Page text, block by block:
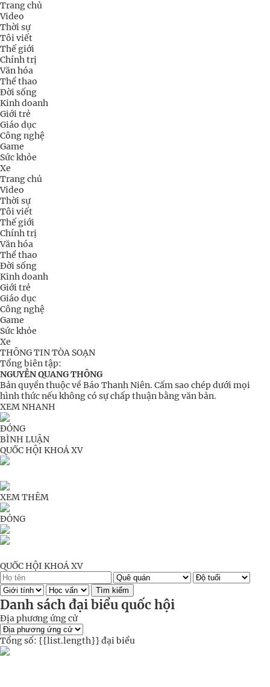
Trang chủ
Video
Thời sự
Tôi viết
Thế giới
Chính trị
Văn hóa
Thể thao
Đời sống
Kinh doanh
Giới trẻ
Giáo dục
Công nghệ
Game
Sức khỏe
Xe
Trang chủ
Video
Thời sự
Tôi viết
Thế giới
Chính trị
Văn hóa
Thể thao
Đời sống
Kinh doanh
Giới trẻ
Giáo dục
Công nghệ
Game
Sức khỏe
Xe
THÔNG TIN TÒA SOẠN
Tổng biên tập:
NGUYỄN QUANG THÔNG
Bản quyền thuộc về Báo Thanh Niên. Cấm sao chép dưới mọi
hình thức nếu không có sự chấp thuận bằng văn bản.
XEM NHANH
ĐÓNG
BÌNH LUẬN
QUỐC HỘI KHOÁ XV
XEM THÊM
ĐÓNG
QUỐC HỘI KHOÁ XV
Tìm kiếm
Danh sách đại biểu quốc hội
Địa phương ứng cử
Tổng số: {{list.length}}đại biểu